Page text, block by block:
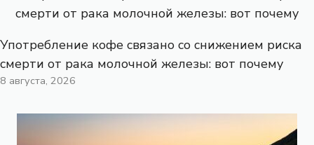
Употребление кофе связано со снижением риска
смерти от рака молочной железы: вот почему
8 августа, 2026